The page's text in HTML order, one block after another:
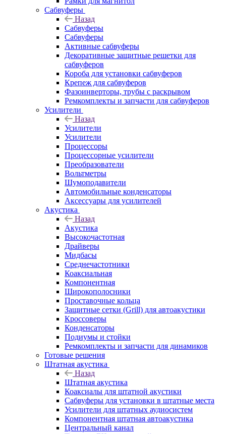
Сабвуферы
Назад
Сабвуферы
Сабвуферы
Активные сабвуферы
Декоративные защитные решетки для
сабвуферов
Короба для установки сабвуферов
Крепеж для сабвуферов
Фазоинверторы, трубы с раскрывом
Ремкомплекты и запчасти для сабвуферов
Усилители
Назад
Усилители
Усилители
Процессоры
Процессорные усилители
Преобразователи
Вольтметры
Шумоподавители
Автомобильные конденсаторы
Аксессуары для усилителей
Акустика
Назад
Акустика
Высокочастотная
Драйверы
Мидбасы
Среднечастотники
Коаксиальная
Компонентная
Широкополосники
Проставочные кольца
Защитные сетки (Grill) для автоакустики
Кроссоверы
Конденсаторы
Подиумы и стойки
Ремкомплекты и запчасти для динамиков
Готовые решения
Штатная акустика
Назад
Штатная акустика
Коаксиалы для штатной акустики
Сабвуферы для установки в штатные места
Усилители для штатных аудиосистем
Компонентная штатная автоакустика
Центральный канал